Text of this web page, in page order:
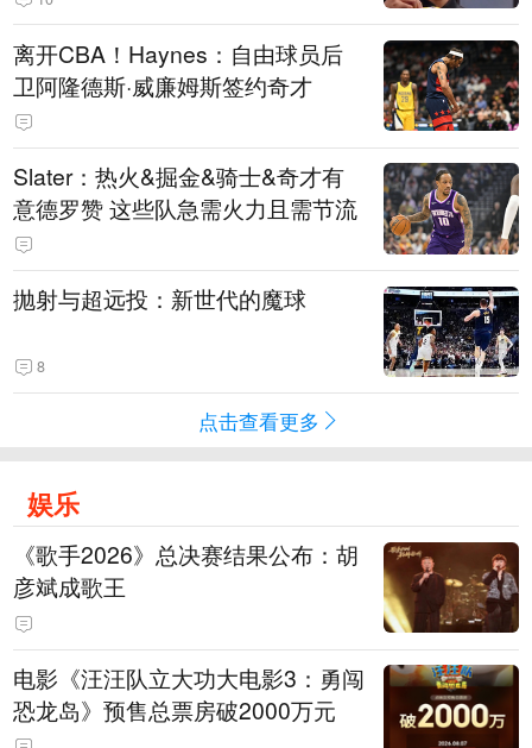
离开CBA！Haynes：自由球员后
卫阿隆德斯·威廉姆斯签约奇才
Slater：热火&掘金&骑士&奇才有
意德罗赞 这些队急需火力且需节流
抛射与超远投：新世代的魔球
8
点击查看更多
娱乐
《歌手2026》总决赛结果公布：胡
彦斌成歌王
电影《汪汪队立大功大电影3：勇闯
恐龙岛》预售总票房破2000万元